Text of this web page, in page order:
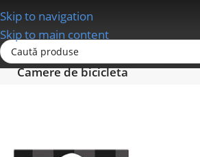
Skip to navigation
Skip to main content
Prima pagină
Camere de bicicleta